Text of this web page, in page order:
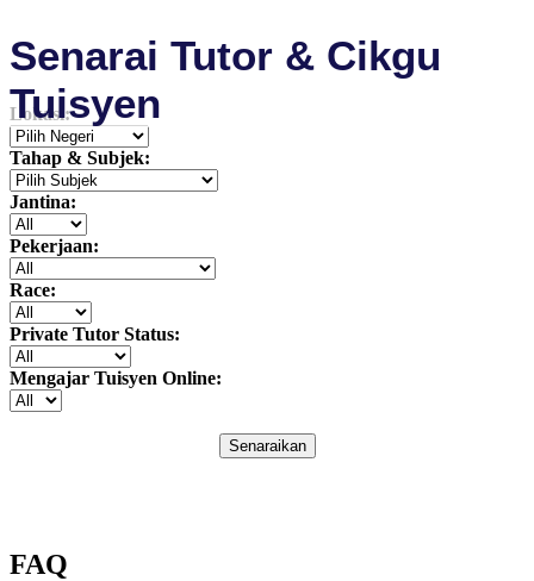
Senarai Tutor & Cikgu
Tuisyen
Lokasi:
Tahap & Subjek:
Jantina:
Pekerjaan:
Race:
Private Tutor Status:
Mengajar Tuisyen Online:
Senaraikan
FAQ